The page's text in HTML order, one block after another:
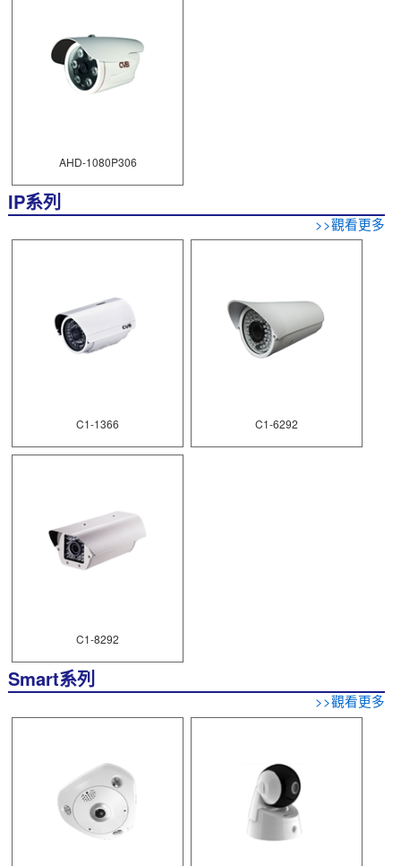
AHD-1080P306
IP系列
>>觀看更多
C1-1366 C1-6292
C1-8292
Smart系列
>>觀看更多